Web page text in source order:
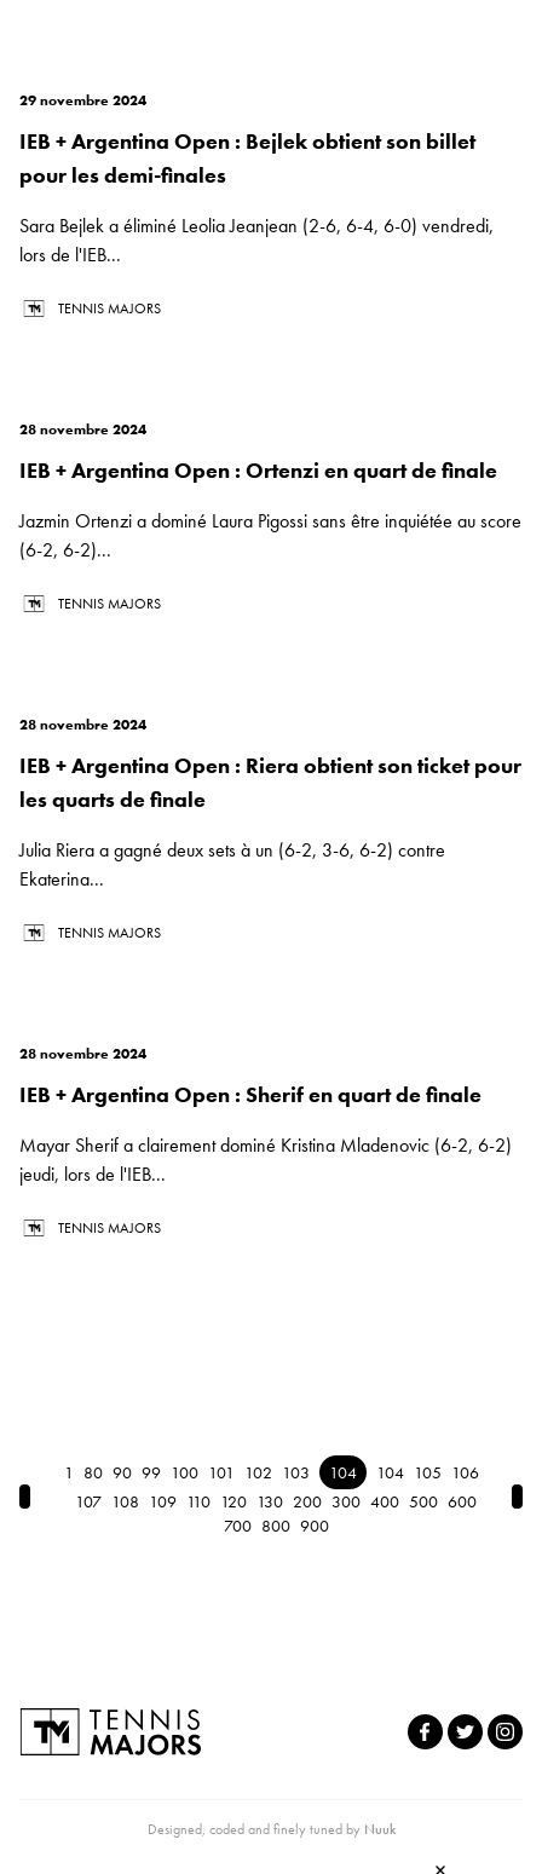
29 novembre 2024
IEB + Argentina Open : Bejlek obtient son billet
pour les demi-finales
Sara Bejlek a éliminé Leolia Jeanjean (2-6, 6-4, 6-0) vendredi,
lors de l'IEB...
TENNIS MAJORS
28 novembre 2024
IEB + Argentina Open : Ortenzi en quart de finale
Jazmin Ortenzi a dominé Laura Pigossi sans être inquiétée au score
(6-2, 6-2)...
TENNIS MAJORS
28 novembre 2024
IEB + Argentina Open : Riera obtient son ticket pour
les quarts de finale
Julia Riera a gagné deux sets à un (6-2, 3-6, 6-2) contre
Ekaterina...
TENNIS MAJORS
28 novembre 2024
IEB + Argentina Open : Sherif en quart de finale
Mayar Sherif a clairement dominé Kristina Mladenovic (6-2, 6-2)
jeudi, lors de l'IEB...
TENNIS MAJORS
← Previous
1 80 90 99 100 101 102 103 104 104 105
106
107 108 109 110 120 130 200 300 400 500 600
700 800 900
Designed, coded and finely tuned by Nuuk